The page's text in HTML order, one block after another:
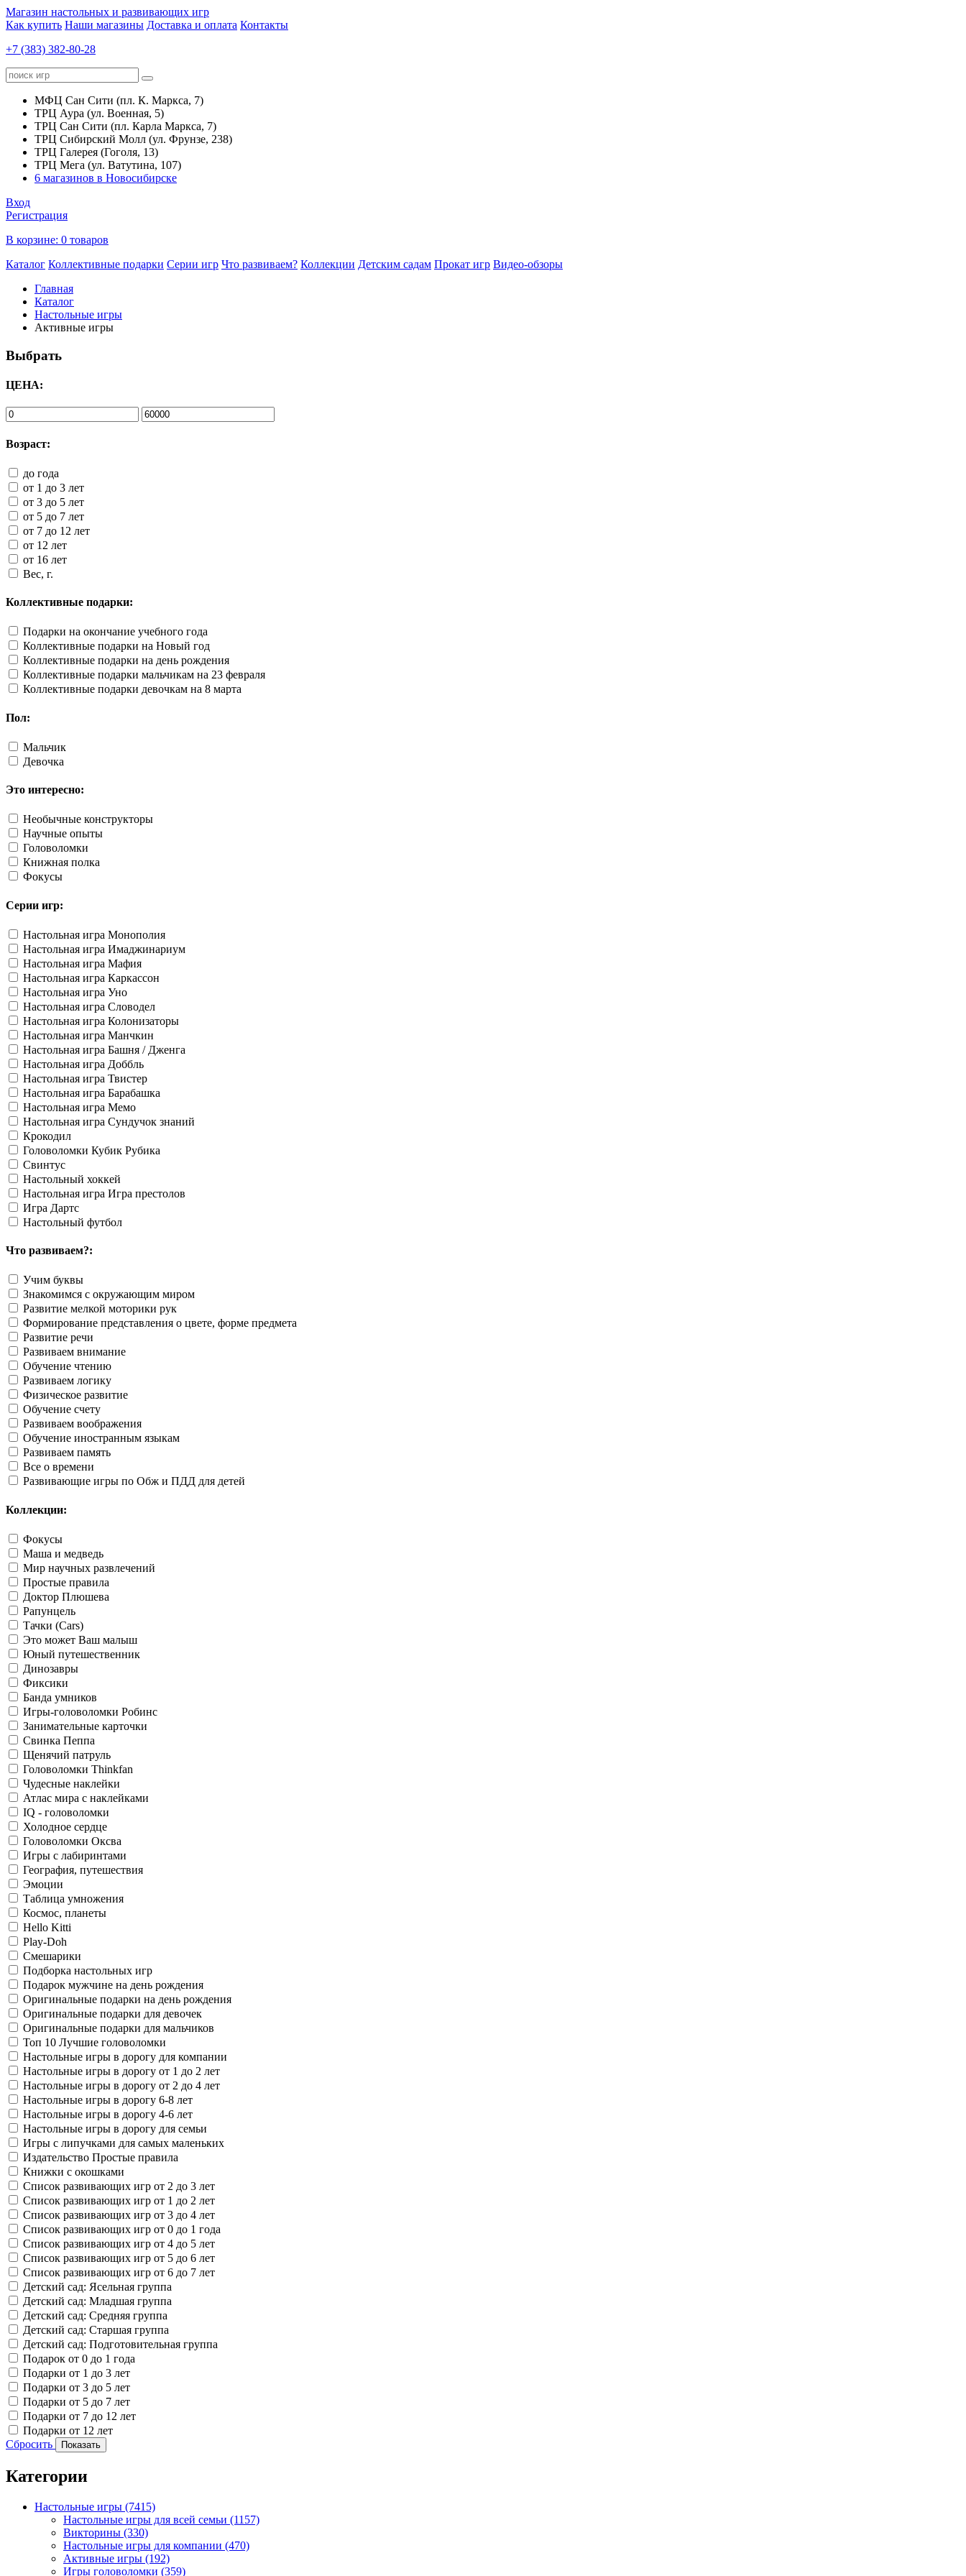
Магазин настольных и развивающих игр
Как купить Наши магазины Доставка и оплата Контакты
+7 (383) 382-80-28
МФЦ Сан Сити (пл. К. Маркса, 7)
ТРЦ Аура (ул. Военная, 5)
ТРЦ Сан Сити (пл. Карла Маркса, 7)
ТРЦ Сибирский Молл (ул. Фрунзе, 238)
ТРЦ Галерея (Гоголя, 13)
ТРЦ Мега (ул. Ватутина, 107)
6 магазинов в Новосибирске
Вход
Регистрация
В корзине: 0 товаров
Каталог Коллективные подарки Серии игр Что развиваем? Коллекции Детским садам Прокат игр Видео-обзоры
Главная
Каталог
Настольные игры
Активные игры
Выбрать
ЦЕНА:
Возраст:
до года
от 1 до 3 лет
от 3 до 5 лет
от 5 до 7 лет
от 7 до 12 лет
от 12 лет
от 16 лет
Вес, г.
Коллективные подарки:
Подарки на окончание учебного года
Коллективные подарки на Новый год
Коллективные подарки на день рождения
Коллективные подарки мальчикам на 23 февраля
Коллективные подарки девочкам на 8 марта
Пол:
Мальчик
Девочка
Это интересно:
Необычные конструкторы
Научные опыты
Головоломки
Книжная полка
Фокусы
Серии игр:
Настольная игра Монополия
Настольная игра Имаджинариум
Настольная игра Мафия
Настольная игра Каркассон
Настольная игра Уно
Настольная игра Словодел
Настольная игра Колонизаторы
Настольная игра Манчкин
Настольная игра Башня / Дженга
Настольная игра Доббль
Настольная игра Твистер
Настольная игра Барабашка
Настольная игра Мемо
Настольная игра Сундучок знаний
Крокодил
Головоломки Кубик Рубика
Свинтус
Настольный хоккей
Настольная игра Игра престолов
Игра Дартс
Настольный футбол
Что развиваем?:
Учим буквы
Знакомимся с окружающим миром
Развитие мелкой моторики рук
Формирование представления о цвете, форме предмета
Развитие речи
Развиваем внимание
Обучение чтению
Развиваем логику
Физическое развитие
Обучение счету
Развиваем воображения
Обучение иностранным языкам
Развиваем память
Все о времени
Развивающие игры по Обж и ПДД для детей
Коллекции:
Фокусы
Маша и медведь
Мир научных развлечений
Простые правила
Доктор Плюшева
Рапунцель
Тачки (Cars)
Это может Ваш малыш
Юный путешественник
Динозавры
Фиксики
Банда умников
Игры-головоломки Робинс
Занимательные карточки
Свинка Пеппа
Щенячий патруль
Головоломки Thinkfan
Чудесные наклейки
Атлас мира с наклейками
IQ - головоломки
Холодное сердце
Головоломки Оксва
Игры с лабиринтами
География, путешествия
Эмоции
Таблица умножения
Космос, планеты
Hello Kitti
Play-Doh
Смешарики
Подборка настольных игр
Подарок мужчине на день рождения
Оригинальные подарки на день рождения
Оригинальные подарки для девочек
Оригинальные подарки для мальчиков
Топ 10 Лучшие головоломки
Настольные игры в дорогу для компании
Настольные игры в дорогу от 1 до 2 лет
Настольные игры в дорогу от 2 до 4 лет
Настольные игры в дорогу 6-8 лет
Настольные игры в дорогу 4-6 лет
Настольные игры в дорогу для семьи
Игры с липучками для самых маленьких
Издательство Простые правила
Книжки с окошками
Список развивающих игр от 2 до 3 лет
Список развивающих игр от 1 до 2 лет
Список развивающих игр от 3 до 4 лет
Список развивающих игр от 0 до 1 года
Список развивающих игр от 4 до 5 лет
Список развивающих игр от 5 до 6 лет
Список развивающих игр от 6 до 7 лет
Детский сад: Ясельная группа
Детский сад: Младшая группа
Детский сад: Средняя группа
Детский сад: Старшая группа
Детский сад: Подготовительная группа
Подарок от 0 до 1 года
Подарки от 1 до 3 лет
Подарки от 3 до 5 лет
Подарки от 5 до 7 лет
Подарки от 7 до 12 лет
Подарки от 12 лет
Сбросить
Показать
Категории
Настольные игры (7415)
Настольные игры для всей семьи (1157)
Викторины (330)
Настольные игры для компании (470)
Активные игры (192)
Игры головоломки (359)